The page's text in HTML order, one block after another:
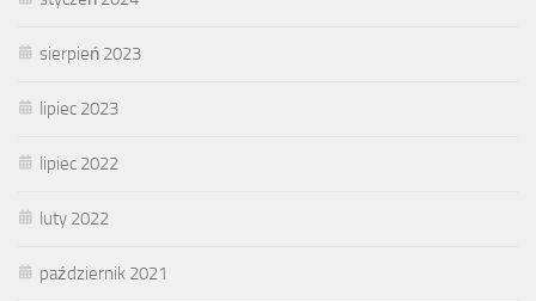
sierpień 2023
lipiec 2023
lipiec 2022
luty 2022
październik 2021